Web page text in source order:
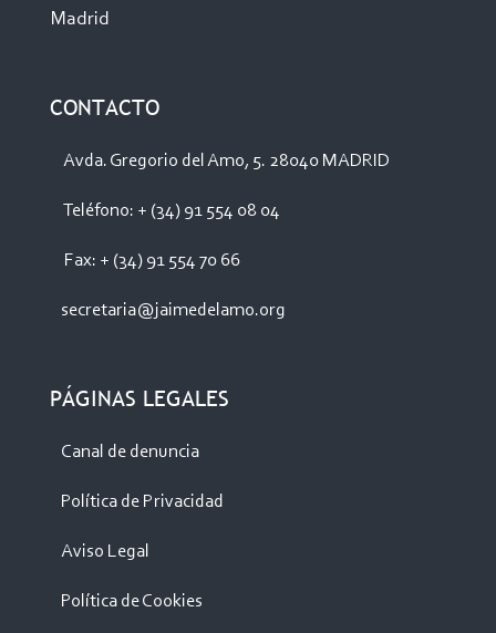
Madrid
CONTACTO
Avda. Gregorio del Amo, 5. 28040 MADRID
Teléfono: + (34) 91 554 08 04
Fax: + (34) 91 554 70 66
secretaria@jaimedelamo.org
PÁGINAS LEGALES
Canal de denuncia
Política de Privacidad
Aviso Legal
Política de Cookies